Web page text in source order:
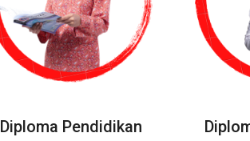
Diploma Pendidikan